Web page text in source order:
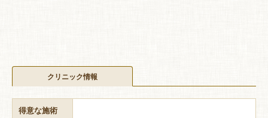
クリニック情報
得意な施術